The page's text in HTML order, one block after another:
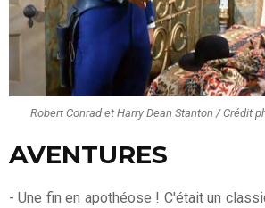
Robert Conrad et Harry Dean Stanton / Crédit
AVENTURES
- Une fin en apothéose ! C'était un